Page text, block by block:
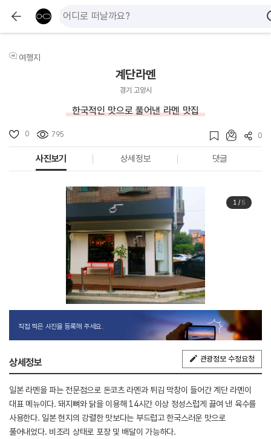
여행지
계단라멘
경기 고양시
한국적인 맛으로 풀어낸 라멘 맛집
0 795 0
사진보기 상세정보 댓글
1/ 5
직접 찍은 사진을 등록해 주세요.
상세정보 관광정보 수정요청
일본 라멘을 파는 전문점으로 돈코츠 라멘과 튀김 막창이 들어간 계단 라멘이
대표 메뉴이다. 돼지뼈와 닭을 이용해 14시간 이상 정성스럽게 끓여 낸 육수를
사용한다. 일본 현지의 강렬한 맛보다는 부드럽고 한국스러운 맛으로
풀어내었다. 비조리 상태로 포장 및 배달이 가능하다.